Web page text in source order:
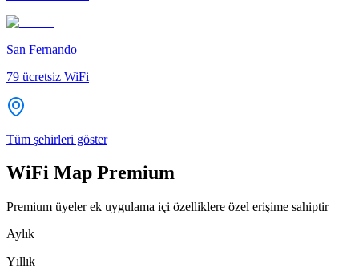
San Fernando
79 ücretsiz WiFi
Tüm şehirleri göster
WiFi Map Premium
Premium üyeler ek uygulama içi özelliklere özel erişime sahiptir
Aylık
Yıllık